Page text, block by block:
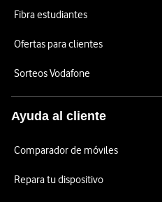
Fibra estudiantes
Ofertas para clientes
Sorteos Vodafone
Ayuda al cliente
Comparador de móviles
Repara tu dispositivo